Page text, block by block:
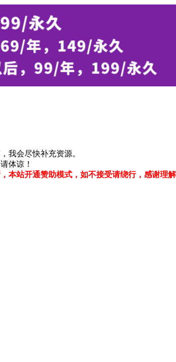
我会尽快补充资源。
体谅！
本站开通赞助模式，如不接受请绕行，感谢理解